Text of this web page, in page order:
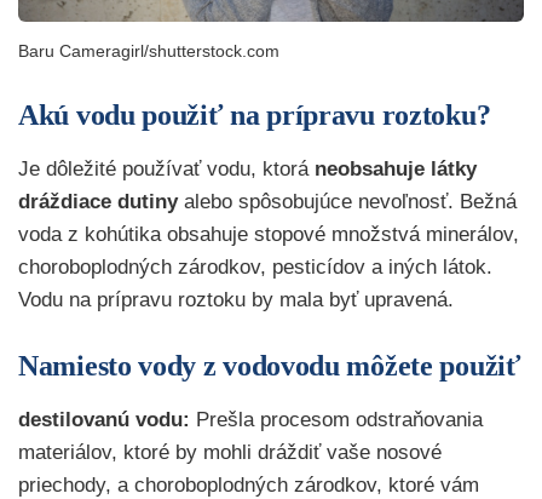
Baru Cameragirl/shutterstock.com
Akú vodu použiť na prípravu roztoku?
Je dôležité používať vodu, ktorá neobsahuje látky
dráždiace dutinyalebo spôsobujúce nevoľnosť. Bežná
voda z kohútika obsahuje stopové množstvá minerálov,
choroboplodných zárodkov, pesticídov a iných látok.
Vodu na prípravu roztoku by mala byť upravená.
Namiesto vody z vodovodu môžete použiť
destilovanú vodu: Prešla procesom odstraňovania
materiálov, ktoré by mohli dráždiť vaše nosové
priechody, a choroboplodných zárodkov, ktoré vám